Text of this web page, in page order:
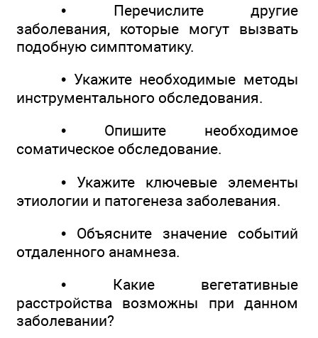
• Перечислите другие
заболевания, которые могут вызвать
подобную симптоматику.
• Укажите необходимые методы
инструментального обследования.
• Опишите необходимое
соматическое обследование.
• Укажите ключевые элементы
этиологии и патогенеза заболевания.
• Объясните значение событий
отдаленного анамнеза.
• Какие вегетативные
расстройства возможны при данном
заболевании?